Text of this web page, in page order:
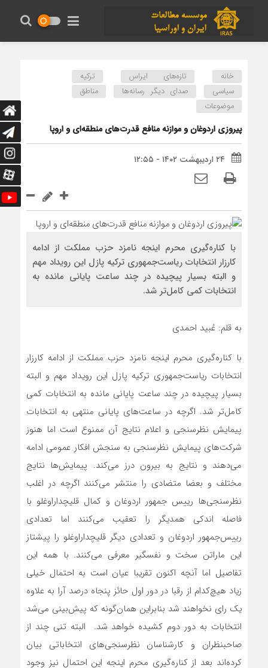
خانه تازه‌های ایراس
ترکیه
سیاسی
صدای دیگر رسانه‌ها
مناطق
موضوعات
پیروزی اردوغان و موازنه منافع قدرت‌های منطقه‌ای و اروپا
۲۴ اردیبهشت ۱۴۰۲ - ۱۲:۵۵
با كناره‌گيري محرم اينجه نامزد حزب مملكت از ادامه
كارزار انتخابات رياست‌جمهوري تركيه پازل اين رويداد مهم
و البته بسيار پيچيده در چند ساعت پاياني مانده به
انتخابات كمي كامل‌تر شد.
به قلم: عُبید احمدی
با کناره‌گیری محرم اینجه نامزد حزب مملکت از ادامه کارزار
انتخابات ریاست‌جمهوری ترکیه پازل این رویداد مهم و البته
بسیار پیچیده در چند ساعت پایانی مانده به انتخابات کمی
کامل‌تر شد. اگرچه در ساعت‌های پایانی منتهی به انتخابات
پیمایش نظرسنجی و اعلام نتایج آن ممنوع است اما هنوز
شرکت‌های پیمایش نظرسنجی به سنجش افکار عمومی ادامه
می‌دهند و نتایج به بیرون درز می‌کند. پیمایش‌ها نتایج
مختلف و بعضا متضادی را منتشر می‌کنند اگرچه در اغلب
نظرسنجی‌ها رییس جمهور اردوغان و کمال قلیچداراوغلو با
فاصله اندکی همدیگر را تعقیب می‌کنند اما تعدادی
رییس‌جمهور اردوغان و تعدادی دیگر قلیچداراوغلو را پیشتاز
این ماراتن سخت و نفسگیر معرفی می‌کنند. با همه این
تفاصیل اما آنچه اکنون تقریبا عیان است به احتمال خیلی
زیاد هیچ‌کدام از رقبا در دور اول حائز پنجاه درصد آرا به علاوه
یک رای نخواهند شد بنابراین همان‌گونه که پیش‌بینی می‌شد
انتخابات به دور دوم کشیده خواهد شد. البته تنی چند از
صاحبنظران و کارشناسان نظرسنجی‌های انتخاباتی بیان
کرده‌اند بعد از کناره‌گیری محرم اینجه این احتمال نیز وجود